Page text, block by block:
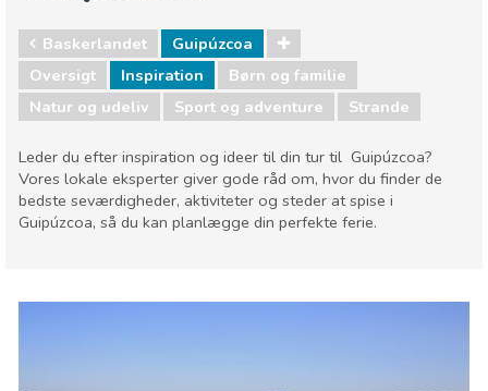
Baskerlandet
Guipúzcoa
Oversigt
Inspiration
Børn og familie
Natur og udeliv
Sport og adventure Strande
Leder du efter inspiration og ideer til din tur til Guipúzcoa?
Vores lokale eksperter giver gode råd om, hvor du finder de
bedste seværdigheder, aktiviteter og steder at spise i
Guipúzcoa, så du kan planlægge din perfekte ferie.